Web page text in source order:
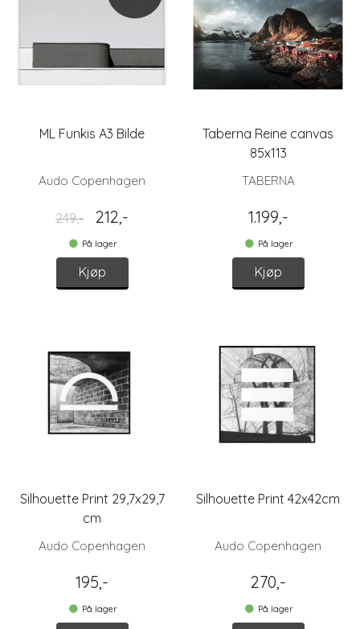
ML Funkis A3 Bilde
Audo Copenhagen
249,- 212,-
På lager
Kjøp
Taberna Reine canvas
85x113
TABERNA
1.199,-
På lager
Kjøp
Silhouette Print 29,7x29,7
cm
Audo Copenhagen
195,-
På lager
Silhouette Print 42x42cm
Audo Copenhagen
270,-
På lager